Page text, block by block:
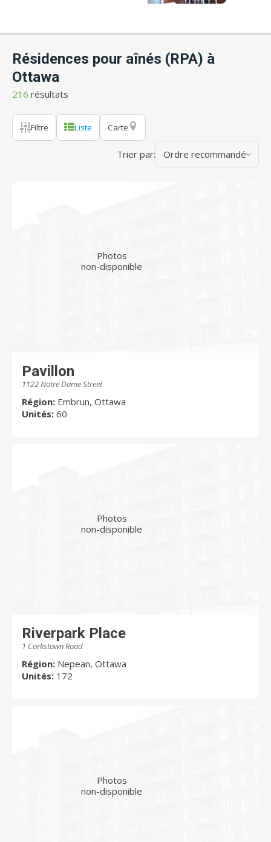
Résidences pour aînés (RPA) à
Ottawa
216 résultats
Filtre Liste Carte
Trier par: Ordre recommandé
Photos
non-disponible
Pavillon
1122 Notre Dame Street
Région: Embrun, Ottawa
Unités: 60
Photos
non-disponible
Riverpark Place
1 Corkstown Road
Région: Nepean, Ottawa
Unités: 172
Photos
non-disponible